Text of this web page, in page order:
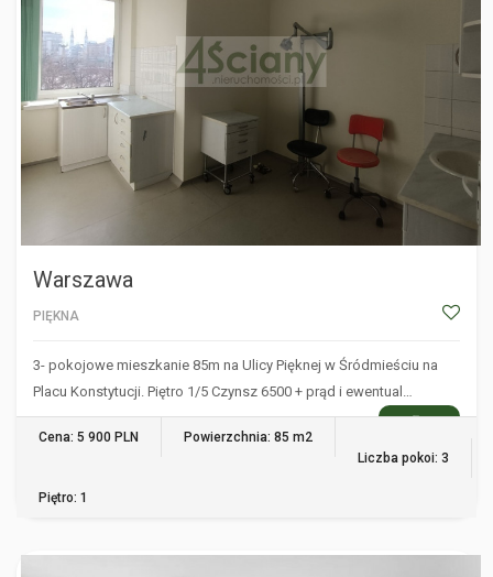
Warszawa
PIĘKNA
3- pokojowe mieszkanie 85m na Ulicy Pięknej w Śródmieściu na
Placu Konstytucji. Piętro 1/5 Czynsz 6500 + prąd i ewentual…
WIĘCEJ
Cena: 5 900 PLN
Powierzchnia: 85 m2
Liczba pokoi: 3
Piętro: 1